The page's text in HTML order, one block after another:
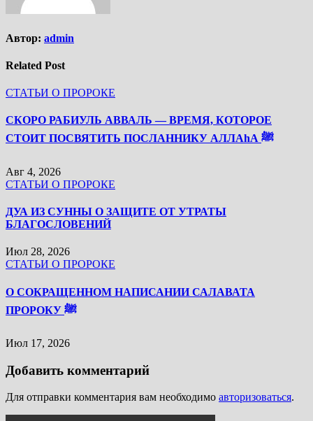
Автор: admin
Related Post
СТАТЬИ О ПРОРОКЕ
СКОРО РАБИУЛЬ АВВАЛЬ — ВРЕМЯ, КОТОРОЕ
СТОИТ ПОСВЯТИТЬ ПОСЛАННИКУ АЛЛАhА ﷺ
Авг 4, 2026
СТАТЬИ О ПРОРОКЕ
ДУА ИЗ СУННЫ О ЗАЩИТЕ ОТ УТРАТЫ
БЛАГОСЛОВЕНИЙ
Июл 28, 2026
СТАТЬИ О ПРОРОКЕ
О СОКРАЩЕННОМ НАПИСАНИИ САЛАВАТА
ПРОРОКУ ﷺ
Июл 17, 2026
Добавить комментарий
Для отправки комментария вам необходимо авторизоваться.